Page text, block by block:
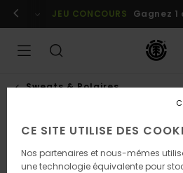
l'information
Se connecter / s'inscrire
JEU CONCOURS Gagnez
Sweats & Polaires
CE SITE UTILISE DES
Nos partenaires et nous-mêmes
une technologie équivalente pour